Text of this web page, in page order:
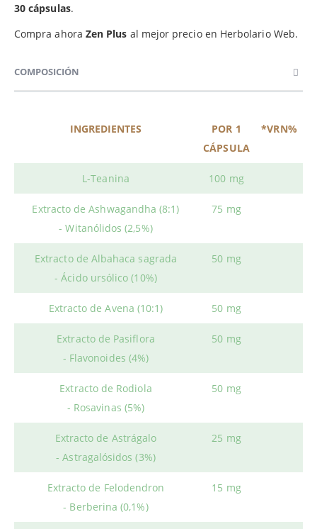
30 cápsulas.
Compra ahora Zen Plus al mejor precio en Herbolario Web.
COMPOSICIÓN
INGREDIENTES
POR 1
CÁPSULA
*VRN%
L-Teanina 100 mg
Extracto de Ashwagandha (8:1)
- Witanólidos (2,5%)
75 mg
Extracto de Albahaca sagrada
- Ácido ursólico (10%)
50 mg
Extracto de Avena (10:1) 50 mg
Extracto de Pasiflora
- Flavonoides (4%)
50 mg
Extracto de Rodiola
- Rosavinas (5%)
50 mg
Extracto de Astrágalo
- Astragalósidos (3%)
25 mg
Extracto de Felodendron
- Berberina (0,1%)
15 mg